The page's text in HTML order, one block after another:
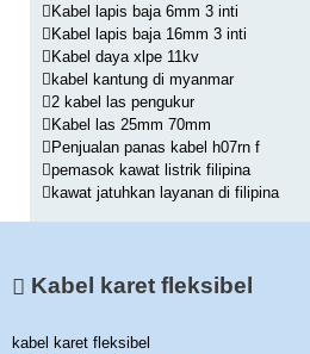
Kabel lapis baja 6mm 3 inti
Kabel lapis baja 16mm 3 inti
Kabel daya xlpe 11kv
kabel kantung di myanmar
2 kabel las pengukur
Kabel las 25mm 70mm
Penjualan panas kabel h07rn f
pemasok kawat listrik filipina
kawat jatuhkan layanan di filipina
Kabel karet fleksibel
kabel karet fleksibel